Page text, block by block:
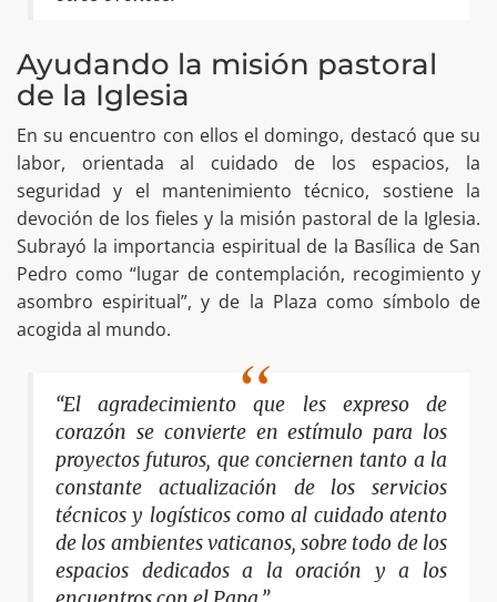
Ayudando la misión pastoral
de la Iglesia
En su encuentro con ellos el domingo, destacó que su
labor, orientada al cuidado de los espacios, la
seguridad y el mantenimiento técnico, sostiene la
devoción de los fieles y la misión pastoral de la Iglesia.
Subrayó la importancia espiritual de la Basílica de San
Pedro como “lugar de contemplación, recogimiento y
asombro espiritual”, y de la Plaza como símbolo de
acogida al mundo.
“El agradecimiento que les expreso de
corazón se convierte en estímulo para los
proyectos futuros, que conciernen tanto a la
constante actualización de los servicios
técnicos y logísticos como al cuidado atento
de los ambientes vaticanos, sobre todo de los
espacios dedicados a la oración y a los